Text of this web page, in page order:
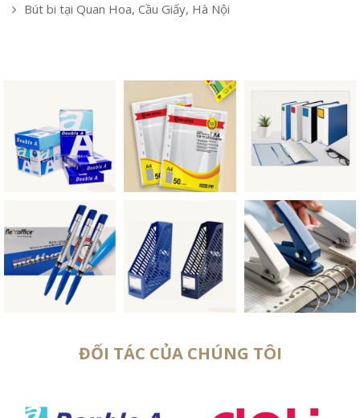
Bút bi tại Quan Hoa, Cầu Giấy, Hà Nội
ĐỐI TÁC CỦA CHÚNG TÔI